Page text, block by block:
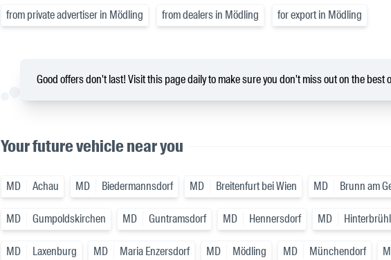
from private advertiser in Mödling from dealers in Mödling for export in Mödling
Good offers don't last! Visit this page daily to make sure you don't miss out on the best
Your future vehicle near you
MD Achau MD Biedermannsdorf MD Breitenfurt bei Wien MD Brunn am
MD Gumpoldskirchen MD Guntramsdorf MD Hennersdorf MD Hinterbrühl
MD Laxenburg MD Maria Enzersdorf MD Mödling MD Münchendorf